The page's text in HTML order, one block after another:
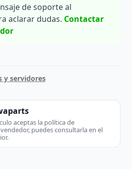
de soporte al
aclarar dudas. Contactar
y servidores
aceptas la política de
puedes consultarla en el